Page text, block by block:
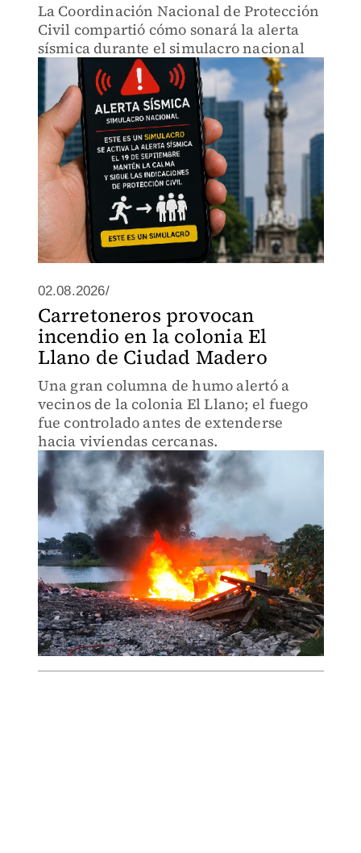
La Coordinación Nacional de Protección
Civil compartió cómo sonará la alerta
sísmica durante el simulacro nacional
02.08.2026/
Carretoneros provocan
incendio en la colonia El
Llano de Ciudad Madero
Una gran columna de humo alertó a
vecinos de la colonia El Llano; el fuego
fue controlado antes de extenderse
hacia viviendas cercanas.